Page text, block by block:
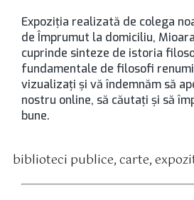
Expoziția realizată de colega
de Împrumut la domiciliu,
cuprinde sinteze de istoria
fundamentale de filosofi
vizualizați și vă îndemnăm să
nostru online, să căutați și să
bune.
biblioteci publice,carte,